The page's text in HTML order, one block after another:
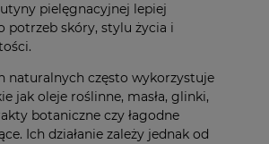
pielęgnacyjnej lepiej
potrzeb skóry, stylu życia i
naturalnych często wykorzystuje
jak oleje roślinne, masła, glinki,
botaniczne czy łagodne
Ich działanie zależy jednak od